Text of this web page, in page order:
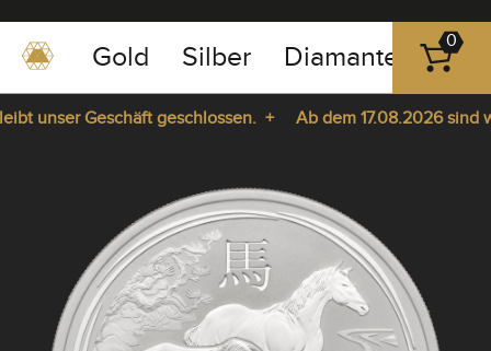
0351
-
43
Gold Silber Diamanten
0
unser Geschäft geschlossen. +
Ab dem 17.08.2026 sind